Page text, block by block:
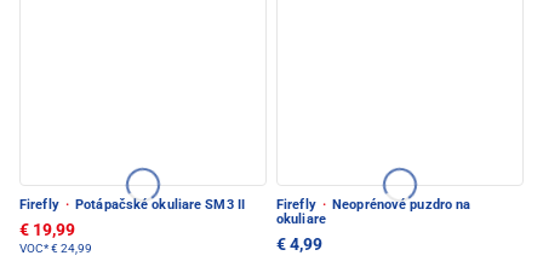
Firefly · Potápačské okuliare SM3 II
€ 19,99
VOC*€ 24,99
Firefly · Neoprénové puzdro na
okuliare
€ 4,99